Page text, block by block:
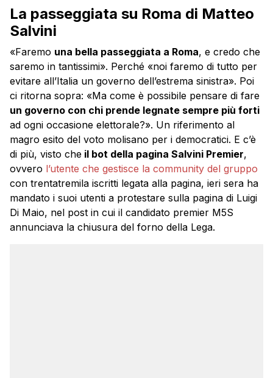
La passeggiata su Roma di Matteo
Salvini
«Faremo una bella passeggiata a Roma, e credo che
saremo in tantissimi». Perché «noi faremo di tutto per
evitare all’Italia un governo dell’estrema sinistra». Poi
ci ritorna sopra: «Ma come è possibile pensare di fare
un governo con chi prende legnate sempre più forti
ad ogni occasione elettorale?». Un riferimento al
magro esito del voto molisano per i democratici. E c’è
di più, visto che il bot della pagina Salvini Premier,
ovvero l’utente che gestisce la community del gruppo
con trentatremila iscritti legata alla pagina, ieri sera ha
mandato i suoi utenti a protestare sulla pagina di Luigi
Di Maio, nel post in cui il candidato premier M5S
annunciava la chiusura del forno della Lega.